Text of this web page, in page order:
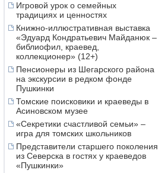
Игровой урок о семейных
традициях и ценностях
Книжно-иллюстративная выставка
«Эдуард Кондратьевич Майданюк –
библиофил, краевед,
коллекционер» (12+)
Пенсионеры из Шегарского района
на экскурсии в редком фонде
Пушкинки
Томские поисковики и краеведы в
Асиновском музее
«Секретики счастливой семьи» –
игра для томских школьников
Представители старшего поколения
из Северска в гостях у краеведов
«Пушкинки»